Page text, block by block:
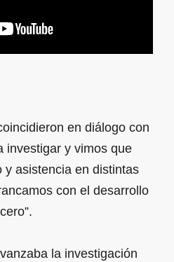
en diálogo con
investigar y vimos que
y asistencia en distintas
con el desarrollo
la investigación